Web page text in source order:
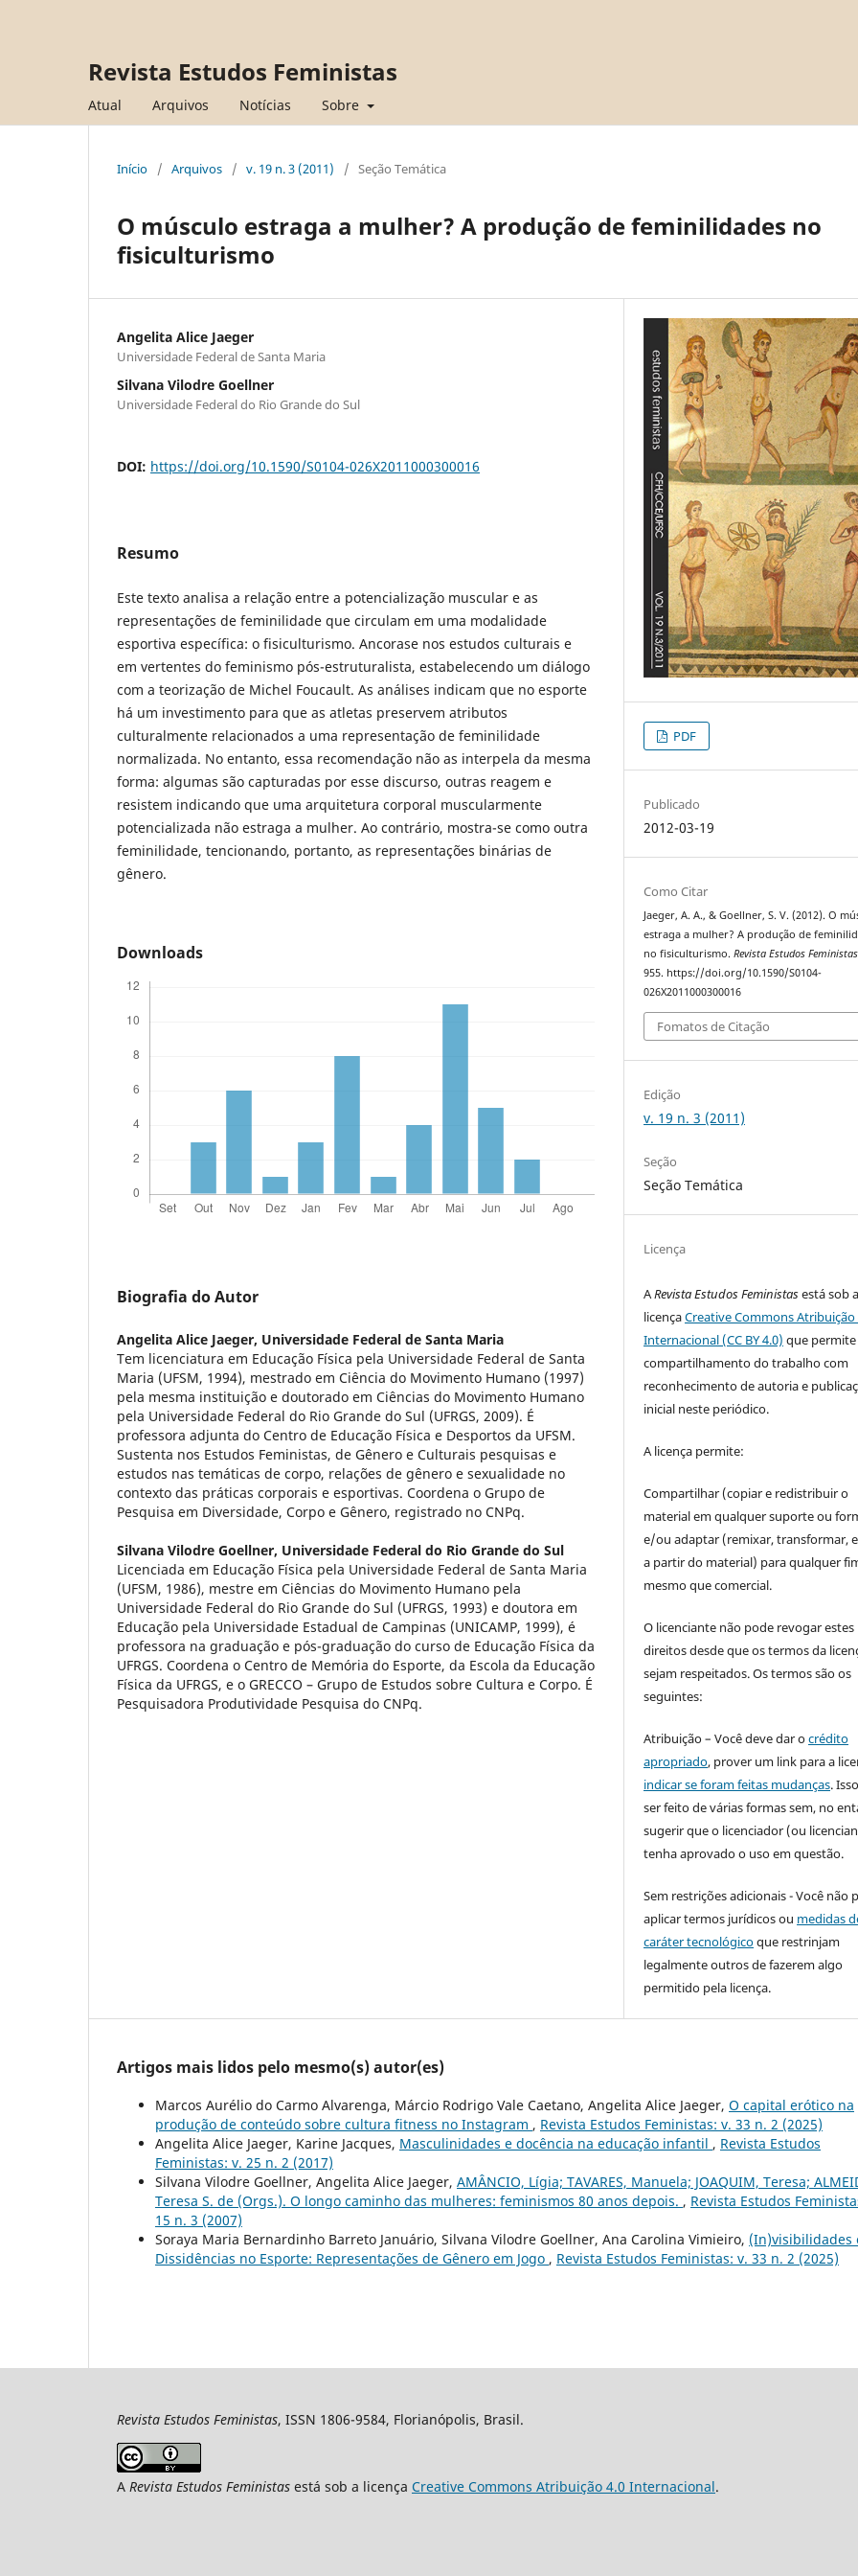
Revista Estudos Feministas
Atual Arquivos Notícias Sobre
Início / Arquivos / v. 19 n. 3 (2011) / Seção Temática
O músculo estraga a mulher? A produção de feminilidades no
fisiculturismo
Angelita Alice Jaeger
Universidade Federal de Santa Maria
Silvana Vilodre Goellner
Universidade Federal do Rio Grande do Sul
DOI: https://doi.org/10.1590/S0104-026X2011000300016
Resumo
Este texto analisa a relação entre a potencialização muscular e as
representações de feminilidade que circulam em uma modalidade
esportiva específica: o fisiculturismo. Ancorase nos estudos culturais e
em vertentes do feminismo pós-estruturalista, estabelecendo um diálogo
com a teorização de Michel Foucault. As análises indicam que no esporte
há um investimento para que as atletas preservem atributos
culturalmente relacionados a uma representação de feminilidade
normalizada. No entanto, essa recomendação não as interpela da mesma
forma: algumas são capturadas por esse discurso, outras reagem e
resistem indicando que uma arquitetura corporal muscularmente
potencializada não estraga a mulher. Ao contrário, mostra-se como outra
feminilidade, tencionando, portanto, as representações binárias de
gênero.
Downloads
Biografia do Autor
Angelita Alice Jaeger, Universidade Federal de Santa Maria
Tem licenciatura em Educação Física pela Universidade Federal de Santa
Maria (UFSM, 1994), mestrado em Ciência do Movimento Humano (1997)
pela mesma instituição e doutorado em Ciências do Movimento Humano
pela Universidade Federal do Rio Grande do Sul (UFRGS, 2009). É
professora adjunta do Centro de Educação Física e Desportos da UFSM.
Sustenta nos Estudos Feministas, de Gênero e Culturais pesquisas e
estudos nas temáticas de corpo, relações de gênero e sexualidade no
contexto das práticas corporais e esportivas. Coordena o Grupo de
Pesquisa em Diversidade, Corpo e Gênero, registrado no CNPq.
Silvana Vilodre Goellner, Universidade Federal do Rio Grande do Sul
Licenciada em Educação Física pela Universidade Federal de Santa Maria
(UFSM, 1986), mestre em Ciências do Movimento Humano pela
Universidade Federal do Rio Grande do Sul (UFRGS, 1993) e doutora em
Educação pela Universidade Estadual de Campinas (UNICAMP, 1999), é
professora na graduação e pós-graduação do curso de Educação Física da
UFRGS. Coordena o Centro de Memória do Esporte, da Escola da Educação
Física da UFRGS, e o GRECCO – Grupo de Estudos sobre Cultura e Corpo. É
Pesquisadora Produtividade Pesquisa do CNPq.
PDF
Publicado
2012-03-19
Como Citar
Jaeger, A. A., & Goellner, S. V. (2012). O
estraga a mulher? A produção de
no fisiculturismo.Revista Estudos Feministas
955. https://doi.org/10.1590/S0104-
026X2011000300016
Fomatos de Citação
Edição
v. 19 n. 3 (2011)
Seção
Seção Temática
Licença
ARevista Estudos Feministasestá sob a
licençaCreative Commons Atribuição
Internacional (CC BY 4.0) que
compartilhamento do trabalho com
reconhecimento de autoria e
inicial neste periódico.
A licença permite:
Compartilhar (copiar e redistribuir o
material em qualquer suporte ou
e/ou adaptar (remixar, transformar,
a partir do material) para qualquer
mesmo que comercial.
O licenciante não pode revogar estes
direitos desde que os termos da
sejam respeitados. Os termos são os
seguintes:
Atribuição – Você deve dar ocrédito
apropriado, prover um link para a
indicar se foram feitas mudanças.
ser feito de várias formas sem, no
sugerir que o licenciador (ou
tenha aprovado o uso em questão.
Sem restrições adicionais - Você não
aplicar termos jurídicos ou medidas
caráter tecnológicoque restrinjam
legalmente outros de fazerem algo
permitido pela licença.
Artigos mais lidos pelo mesmo(s) autor(es)
Marcos Aurélio do Carmo Alvarenga, Márcio Rodrigo Vale Caetano, Angelita Alice Jaeger, O capital erótico na
produção de conteúdo sobre cultura fitness no Instagram , Revista Estudos Feministas: v. 33 n. 2 (2025)
Angelita Alice Jaeger, Karine Jacques, Masculinidades e docência na educação infantil , Revista Estudos
Feministas: v. 25 n. 2 (2017)
Silvana Vilodre Goellner, Angelita Alice Jaeger, AMÂNCIO, Lígia; TAVARES, Manuela; JOAQUIM, Teresa;
Teresa S. de (Orgs.). O longo caminho das mulheres: feminismos 80 anos depois. , Revista Estudos
15 n. 3 (2007)
Soraya Maria Bernardinho Barreto Januário, Silvana Vilodre Goellner, Ana Carolina Vimieiro, (In)visibilidades
Dissidências no Esporte: Representações de Gênero em Jogo , Revista Estudos Feministas: v. 33 n. 2 (2025)
Revista Estudos Feministas, ISSN 1806-9584, Florianópolis, Brasil.
A Revista Estudos Feministas está sob a licença Creative Commons Atribuição 4.0 Internacional.